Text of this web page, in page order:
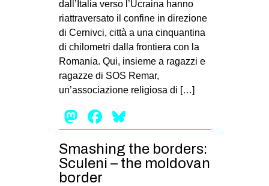
dall’Italia verso l’Ucraina hanno
riattraversato il confine in direzione
di Cernivci, città a una cinquantina
di chilometri dalla frontiera con la
Romania. Qui, insieme a ragazzi e
ragazze di SOS Remar,
un’associazione religiosa di […]
Mastodon
Facebook
Smashing the borders:
Sculeni – the moldovan
border